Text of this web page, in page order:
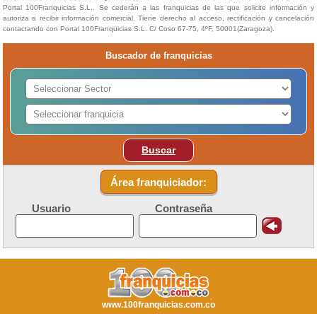
Portal 100Franquicias S.L.. Se cederán a las franquicias de las que solicite información y
autoriza a recibir información comercial. Tiene derecho al acceso, rectificación y cancelación
contactando con Portal 100Franquicias S.L. C/ Coso 67-75, 4ºF, 50001(Zaragoza).
Buscador de franquicias
Buscar
Área franquiciador:
Usuario Contraseña
www.100franquicias.com.co